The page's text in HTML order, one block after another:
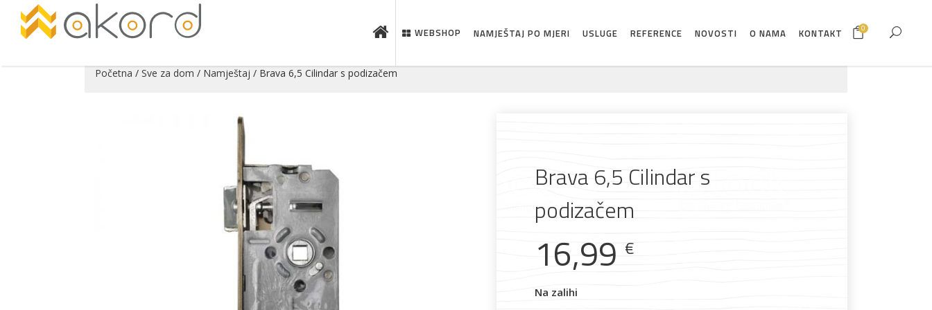
Pogledajte što je novo u ponudi
WEBSHOP NAMJEŠTAJ PO MJERI USLUGE REFERENCE NOVOSTI O NAMA KONTAKT 0
Početna / Sve za dom / Namještaj / Brava 6,5 Cilindar s podizačem
Brava 6,5 Cilindar s
podizačem
16,99 €
Na zalihi